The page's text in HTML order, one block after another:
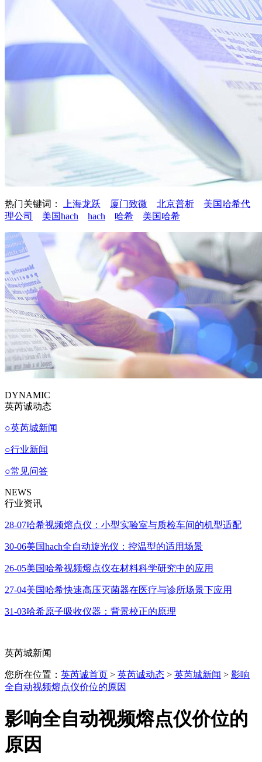
热门关键词： 上海龙跃 厦门致微 北京普析
美国哈希代
理公司
美国hach hach 哈希 美国哈希
DYNAMIC
英芮诚动态
○英芮城新闻
○行业新闻
○常见问答
NEWS
行业资讯
28-07哈希视频熔点仪：小型实验室与质检车间的机型适配
30-06美国hach全自动旋光仪：控温型的适用场景
26-05美国哈希视频熔点仪在材料科学研究中的应用
27-04美国哈希快速高压灭菌器在医疗与诊所场景下应用
31-03哈希原子吸收仪器：背景校正的原理
英芮城新闻
您所在位置： 英芮诚首页 > 英芮诚动态 > 英芮城新闻 > 影响
全自动视频熔点仪价位的原因
影响全自动视频熔点仪价位的
原因